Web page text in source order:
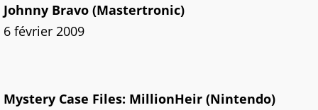
Johnny Bravo (Mastertronic)
6 février 2009
Mystery Case Files: MillionHeir (Nintendo)